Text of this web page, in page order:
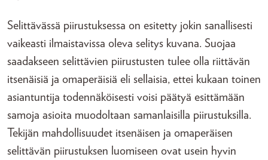
Selittävässä piirustuksessa on esitetty jokin sanallisesti
vaikeasti ilmaistavissa oleva selitys kuvana. Suojaa
saadakseen selittävien piirustusten tulee olla riittävän
itsenäisiä ja omaperäisiä eli sellaisia, ettei kukaan toinen
asiantuntija todennäköisesti voisi päätyä esittämään
samoja asioita muodoltaan samanlaisilla piirustuksilla.
Tekijän mahdollisuudet itsenäisen ja omaperäisen
selittävän piirustuksen luomiseen ovat usein hyvin